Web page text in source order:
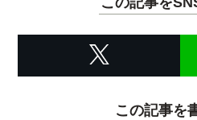
この記事を